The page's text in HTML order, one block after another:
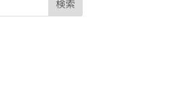
検索